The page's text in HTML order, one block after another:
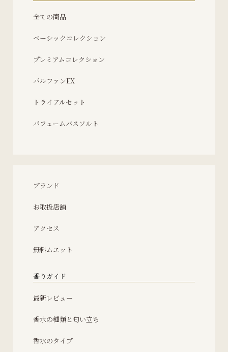
全ての商品
ベーシックコレクション
プレミアムコレクション
パルファンEX
トライアルセット
パフュームバスソルト
ブランド
お取扱店舗
アクセス
無料ムエット
香りガイド
最新レビュー
香水の種類と匂い立ち
香水のタイプ